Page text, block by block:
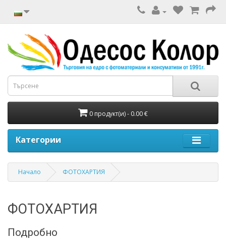
0 продукт(и) - 0.00 €
Категории
Начало ФОТОХАРТИЯ
ФОТОХАРТИЯ
Подробно